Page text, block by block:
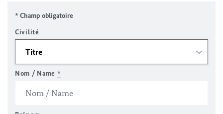
* Champ obligatoire
Civilité
Nom / Name *